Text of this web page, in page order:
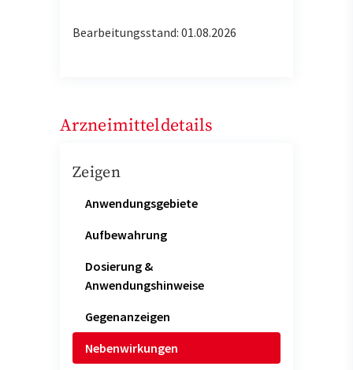
Bearbeitungsstand: 01.08.2026
Arzneimitteldetails
Zeigen
Anwendungsgebiete
Aufbewahrung
Dosierung &
Anwendungshinweise
Gegenanzeigen
Nebenwirkungen